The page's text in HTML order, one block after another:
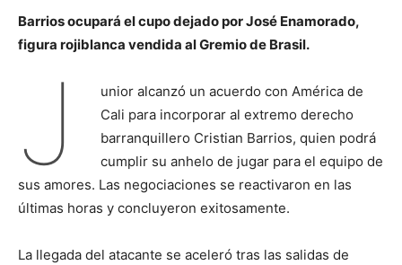
Barrios ocupará el cupo dejado por José Enamorado,
figura rojiblanca vendida al Gremio de Brasil.
J
unior alcanzó un acuerdo con América de
Cali para incorporar al extremo derecho
barranquillero Cristian Barrios, quien podrá
cumplir su anhelo de jugar para el equipo de
sus amores. Las negociaciones se reactivaron en las
últimas horas y concluyeron exitosamente.
La llegada del atacante se aceleró tras las salidas de